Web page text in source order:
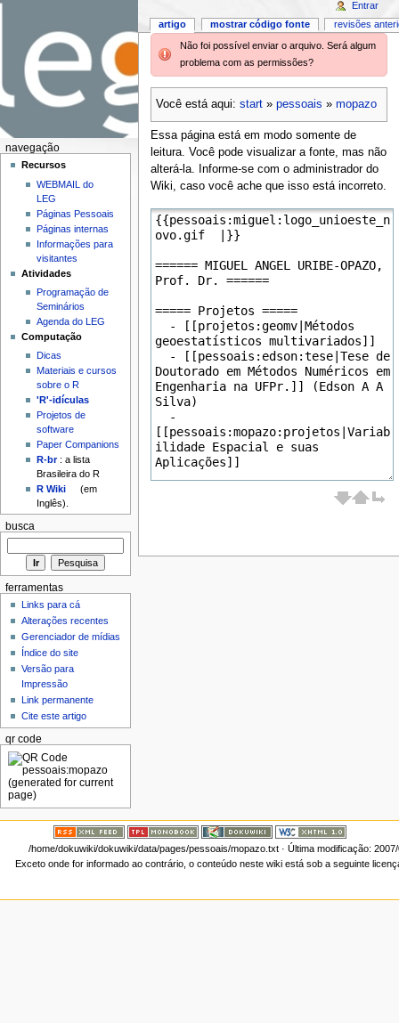
Não foi possível enviar o arquivo. Será algum
problema com as permissões?
Você está aqui: start» pessoais » mopazo
Essa página está em modo somente de
leitura. Você pode visualizar a fonte, mas não
alterá-la. Informe-se com o administrador do
Wiki, caso você ache que isso está incorreto.
artigo mostrar código fonte revisões
Entrar
navegação
Recursos
WEBMAIL do
LEG
Páginas Pessoais
Páginas internas
Informações para
visitantes
Atividades
Programação de
Seminários
Agenda do LEG
Computação
Dicas
Materiais e cursos
sobre o R
'R'-idículas
Projetos de
software
Paper Companions
R-br: a lista
Brasileira do R
R Wiki
(em
Inglês).
busca
ferramentas
Links para cá
Alterações recentes
Gerenciador de mídias
Índice do site
Versão para
Impressão
Link permanente
Cite este artigo
qr code
/home/dokuwiki/dokuwiki/data/pages/pessoais/mopazo.txt· Última modificação:
Exceto onde for informado ao contrário, o conteúdo neste wiki está sob a seguinte